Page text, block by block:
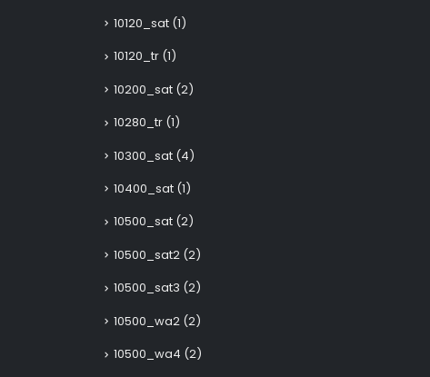
10120_sat (1)
10120_tr (1)
10200_sat (2)
10280_tr (1)
10300_sat (4)
10400_sat (1)
10500_sat (2)
10500_sat2 (2)
10500_sat3 (2)
10500_wa2 (2)
10500_wa4 (2)